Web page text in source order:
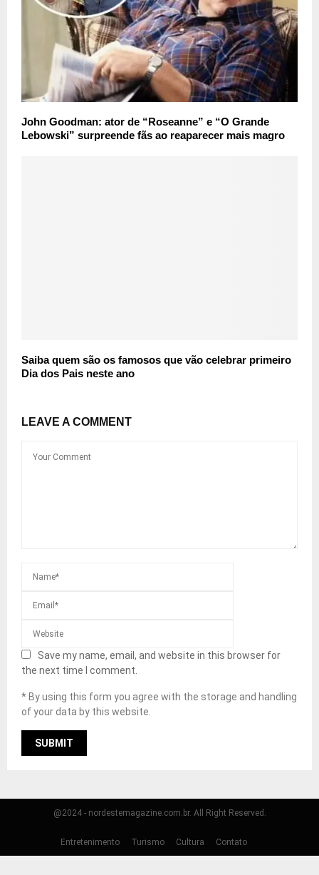
John Goodman: ator de “Roseanne” e “O Grande
Lebowski” surpreende fãs ao reaparecer mais magro
Saiba quem são os famosos que vão celebrar primeiro
Dia dos Pais neste ano
LEAVE A COMMENT
Save my name, email, and website in this browser for
the next time I comment.
* By using this form you agree with the storage and handling
of your data by this website.
@2024 - nordestemagazine.com.br. All Right Reserved.
Entretenimento Turismo Cultura Contato